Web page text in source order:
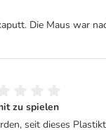
Die Maus war
zu spielen
seit dieses